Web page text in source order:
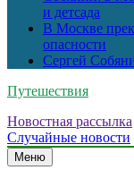
и детсада
В Москве
опасности
Сергей
Путешествия
Новостная рассылка
Случайные новости
Меню